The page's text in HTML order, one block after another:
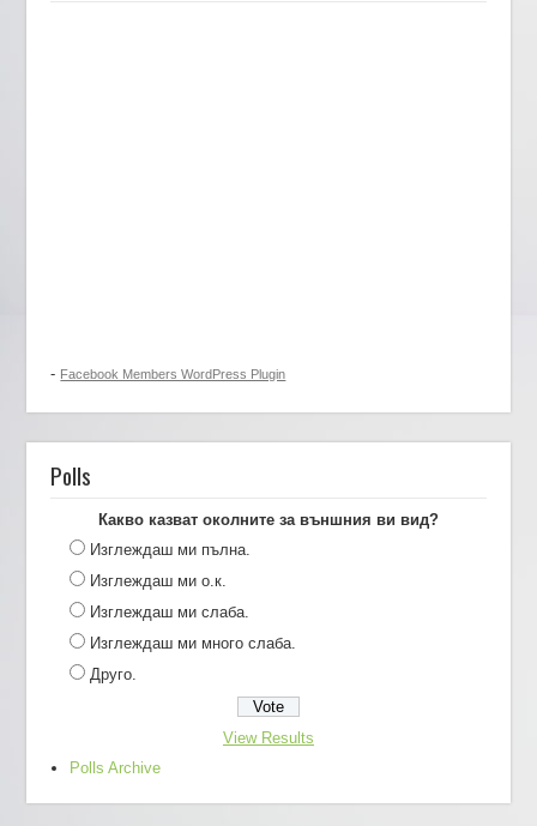
- Facebook Members WordPress Plugin
Polls
Какво казват околните за външния ви вид?
Изглеждаш ми пълна.
Изглеждаш ми о.к.
Изглеждаш ми слаба.
Изглеждаш ми много слаба.
Друго.
View Results
Polls Archive